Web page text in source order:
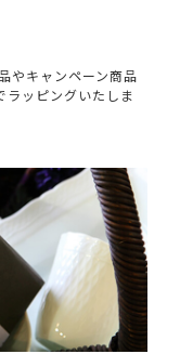
やキャンペーン商品
ラッピングいたしま